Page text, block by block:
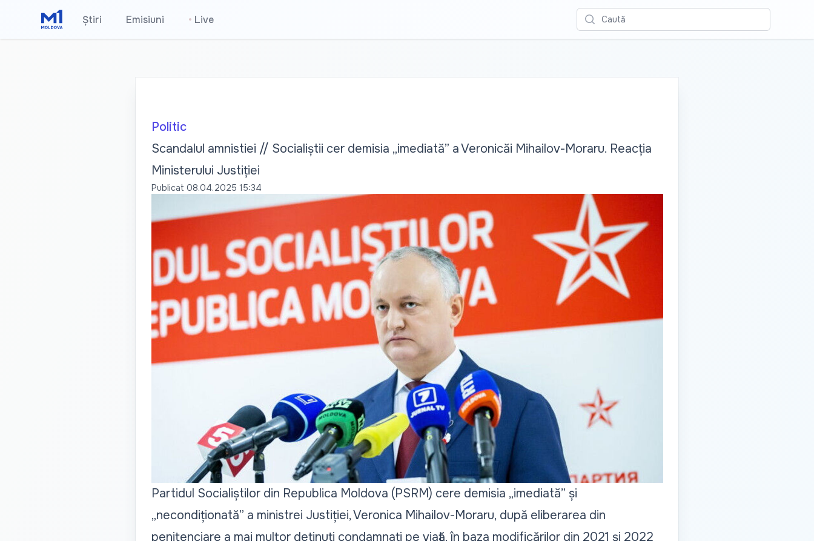
Știri Emisiuni • Live Caută
Politic
Scandalul amnistiei // Socialiștii cer demisia „imediată” a Veronicăi Mihailov-Moraru. Reacția
Ministerului Justiției
Publicat 08.04.2025 15:34
Partidul Socialiștilor din Republica Moldova (PSRM) cere demisia „imediată” și
„necondiționată” a ministrei Justiției, Veronica Mihailov-Moraru, după eliberarea din
penitenciare a mai multor deținuți condamnați pe viață, în baza modificărilor din 2021 și 2022